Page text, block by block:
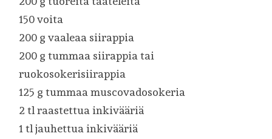
150 voita
200 g vaaleaa siirappia
200 g tummaa siirappia tai
ruokosokerisiirappia
125 g tummaa muscovadosokeria
2 tl raastettua inkivääriä
1 tl jauhettua inkivääriä